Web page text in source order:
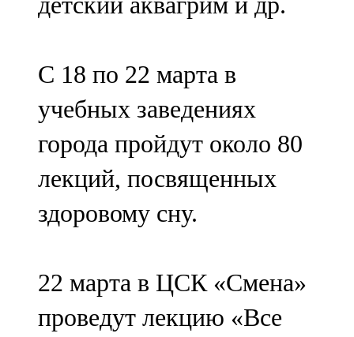
С 18 по 22 марта в
учебных заведениях
города пройдут около 80
лекций, посвященных
здоровому сну.
22 марта в ЦСК «Смена»
проведут лекцию «Все